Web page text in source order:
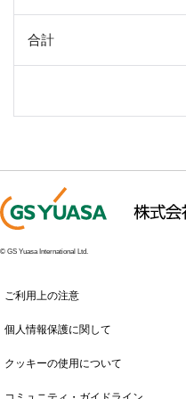
合計
© GS Yuasa International Ltd.
ご利用上の注意
個人情報保護に関して
クッキーの使用について